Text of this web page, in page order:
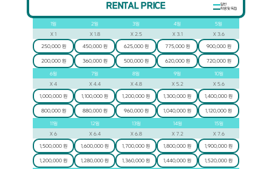
RENTAL PRICE
일반
학생 및 독립
1일
X 1
2일
X 1.8
3일
X 2.5
4일
X 3.1
5일
X 3.6
250,000 원 450,000 원 625,000 원 775,000 원 900,000 원
200,000 원 360,000 원 500,000 원 620,000 원 720,000 원
6일
X 4
7일
X 4.4
8일
X 4.8
9일
X 5.2
10일
X 5.6
1,000,000 원 1,100,000 원 1,200,000 원 1,300,000 원 1,400,000 원
800,000 원 880,000 원 960,000 원 1,040,000 원 1,120,000 원
11일
X 6
12일
X 6.4
13일
X 6.8
14일
X 7.2
15일
X 7.6
1,500,000 원 1,600,000 원 1,700,000 원 1,800,000 원 1,900,000 원
1,200,000 원 1,280,000 원 1,360,000 원 1,440,000 원 1,520,000 원